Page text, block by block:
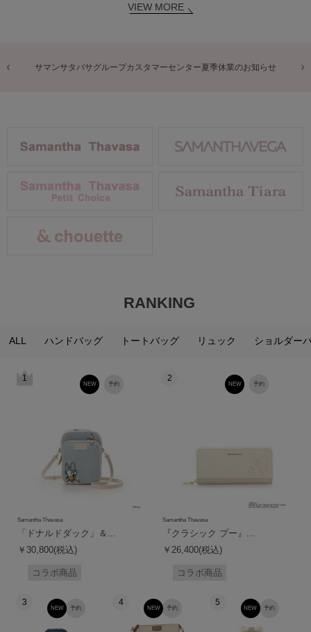
VIEW MORE
サマンサタバサグループカスタマーセンター夏季休業のお知らせ
RANKING
ALL ハンドバッグ トートバッグ リュック ショルダー
1
予約
NEW
Samantha Thavasa
「ドナルドダック」＆...
￥30,800(税込)
コラボ商品
2
予約
NEW
Samantha Thavasa
『クラシック プー』...
￥26,400(税込)
コラボ商品
3
予約
NEW
4
予約
NEW
5
予約
NEW